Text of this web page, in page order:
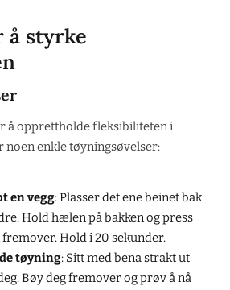
å styrke
å opprettholde fleksibiliteten i
noen enkle tøyningsøvelser:
en vegg: Plasser det ene beinet bak
Hold hælen på bakken og press
Hold i 20 sekunder.
tøyning: Sitt med bena strakt ut
Bøy deg fremover og prøv å nå